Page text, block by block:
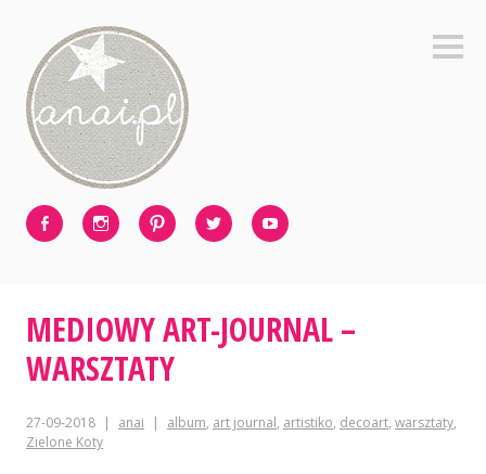
content
MEDIOWY ART-JOURNAL –
WARSZTATY
27-09-2018 anai album, art journal, artistiko, decoart, warsztaty,
Zielone Koty